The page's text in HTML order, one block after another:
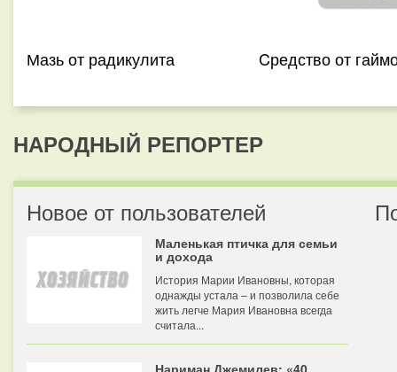
Мазь от радикулита Cредство от
НАРОДНЫЙ РЕПОРТЕР
Новое от пользователей
Маленькая птичка для семьи
и дохода
История Марии Ивановны, которая
однажды устала – и позволила себе
жить легче Мария Ивановна всегда
считала...
Нариман Джемилев: «40